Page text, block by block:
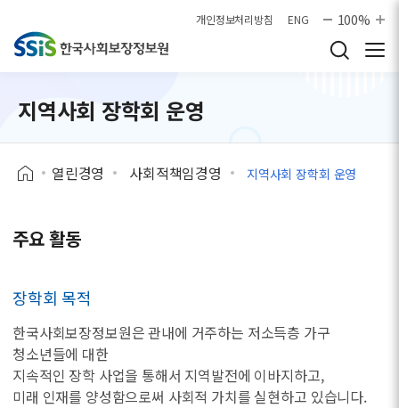
개인정보처리방침 ENG 100%
지역사회 장학회 운영
열린경영 사회적책임경영 지역사회 장학회 운영
주요 활동
장학회 목적
한국사회보장정보원은 관내에 거주하는 저소득층 가구
청소년들에 대한
지속적인 장학 사업을 통해서 지역발전에 이바지하고,
미래 인재를 양성함으로써 사회적 가치를 실현하고 있습니다.